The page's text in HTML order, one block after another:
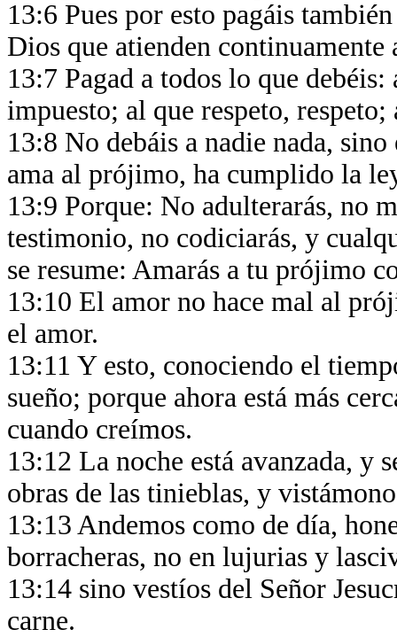
13:6 Pues por esto pagáis
Dios que atienden
13:7 Pagad a todos lo que
impuesto; al que respeto,
13:8 No debáis a nadie nada,
ama al prójimo, ha cumplido la
13:9 Porque: No adulterarás, no
testimonio, no codiciarás, y
se resume: Amarás a tu prójimo
13:10 El amor no hace mal al
el amor.
13:11 Y esto, conociendo el
sueño; porque ahora está más
cuando creímos.
13:12 La noche está avanzada, y
obras de las tinieblas, y
13:13 Andemos como de día,
borracheras, no en lujurias y
13:14 sino vestíos del Señor
carne.